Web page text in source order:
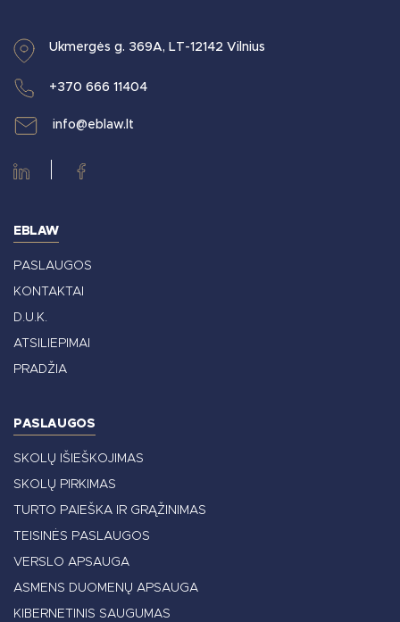
Ukmergės g. 369A, LT-12142 Vilnius
+370 666 11404
info@eblaw.lt
EBLAW
PASLAUGOS
KONTAKTAI
D.U.K.
ATSILIEPIMAI
PRADŽIA
PASLAUGOS
SKOLŲ IŠIEŠKOJIMAS
SKOLŲ PIRKIMAS
TURTO PAIEŠKA IR GRĄŽINIMAS
TEISINĖS PASLAUGOS
VERSLO APSAUGA
ASMENS DUOMENŲ APSAUGA
KIBERNETINIS SAUGUMAS